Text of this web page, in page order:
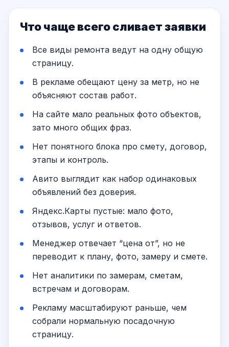
Что чаще всего сливает заявки
Все виды ремонта ведут на одну общую
страницу.
В рекламе обещают цену за метр, но не
объясняют состав работ.
На сайте мало реальных фото объектов,
зато много общих фраз.
Нет понятного блока про смету, договор,
этапы и контроль.
Авито выглядит как набор одинаковых
объявлений без доверия.
Яндекс.Карты пустые: мало фото,
отзывов, услуг и ответов.
Менеджер отвечает “цена от”, но не
переводит к плану, фото, замеру и смете.
Нет аналитики по замерам, сметам,
встречам и договорам.
Рекламу масштабируют раньше, чем
собрали нормальную посадочную
страницу.